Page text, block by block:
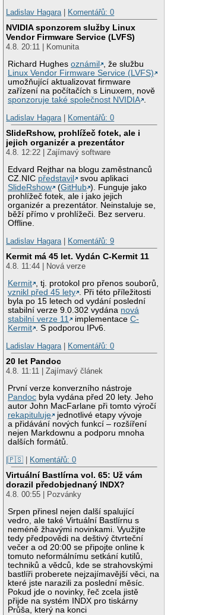
Ladislav Hagara
Komentářů: 0
NVIDIA sponzorem služby Linux
Vendor Firmware Service (LVFS)
4.8. 20:11 | Komunita
Richard Hughesoznámil
, že službu
Linux Vendor Firmware Service (LVFS)
umožňující aktualizovat firmware
zařízení na počítačích s Linuxem, nově
sponzoruje také společnost NVIDIA .
Ladislav Hagara | Komentářů: 0
SlideRshow, prohlížeč fotek, ale i
jejich organizér a prezentátor
4.8. 12:22 | Zajímavý software
Edvard Rejthar na blogu zaměstnanců
CZ.NIC představil
svou aplikaci
SlideRshow
(GitHub ). Funguje jako
prohlížeč fotek, ale i jako jejich
organizér a prezentátor. Neinstaluje se,
běží přímo v prohlížeči. Bez serveru.
Offline.
Ladislav Hagara | Komentářů: 9
Kermit má 45 let. Vydán C-Kermit 11
4.8. 11:44 | Nová verze
Kermit , tj. protokol pro přenos souborů,
vznikl před 45 lety . Při této příležitosti
byla po 15 letech od vydání poslední
stabilní verze 9.0.302 vydána nová
stabilní verze 11
implementaceC-
Kermit . S podporou IPv6.
Ladislav Hagara | Komentářů: 0
20 let Pandoc
4.8. 11:11 | Zajímavý článek
První verze konverzního nástroje
Pandoc byla vydána před 20 lety. Jeho
autor John MacFarlane při tomto výročí
rekapituluje
jednotlivé etapy vývoje
a přidávání nových funkcí – rozšíření
nejen Markdownu a podporu mnoha
dalších formátů.
|🇵🇸 | Komentářů: 0
Virtuální Bastlírna vol. 65: Už vám
dorazil předobjednaný INDX?
4.8. 00:55 | Pozvánky
Srpen přinesl nejen další spalující
vedro, ale také Virtuální Bastlírnu s
neméně žhavými novinkami. Využijte
tedy předpovědi na deštivý čtvrteční
večer a od 20:00 se připojte online k
tomuto neformálnímu setkání kutilů,
techniků a vědců, kde se strahovskými
bastlíři proberete nejzajímavější věci, na
které jste narazili za poslední měsíc.
Pokud jde o novinky, řeč zcela jistě
přijde na systém INDX pro tiskárny
Průša, který na konci